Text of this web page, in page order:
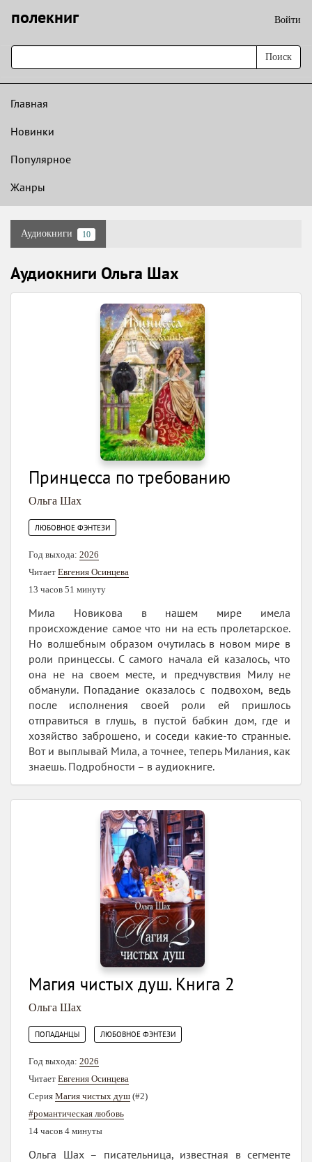
полекниг Войти
Поиск
Главная
Новинки
Популярное
Жанры
Аудиокниги 10
Аудиокниги Ольга Шах
Принцесса по требованию
Ольга Шах
ЛЮБОВНОЕ ФЭНТЕЗИ
Год выхода: 2026
Читает Евгения Осинцева
13 часов 51 минуту
Мила Новикова в нашем мире имела
происхождение самое что ни на есть пролетарское.
Но волшебным образом очутилась в новом мире в
роли принцессы. С самого начала ей казалось, что
она не на своем месте, и предчувствия Милу не
обманули. Попадание оказалось с подвохом, ведь
после исполнения своей роли ей пришлось
отправиться в глушь, в пустой бабкин дом, где и
хозяйство заброшено, и соседи какие-то странные.
Вот и выплывай Мила, а точнее, теперь Милания, как
знаешь. Подробности – в аудиокниге.
Магия чистых душ. Книга 2
Ольга Шах
ПОПАДАНЦЫ ЛЮБОВНОЕ ФЭНТЕЗИ
Год выхода: 2026
Читает Евгения Осинцева
Серия Магия чистых душ (#2)
#романтическая любовь
14 часов 4 минуты
Ольга Шах – писательница, известная в сегменте